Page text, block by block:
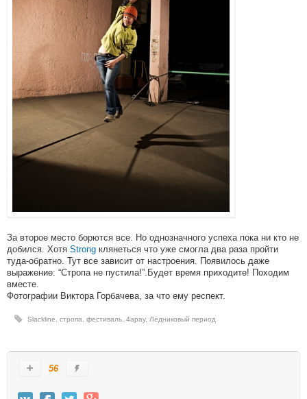
За второе место борются все. Но однозначного успеха пока ни кто не
добился. Хотя Strong клянеться что уже смогла два раза пройти
туда-обратно. Тут все зависит от настроения. Появилось даже
выражение: “Стропа не пустила!”.Будет время приходите! Походим
вместе.
Фотографии Виктора Горбачева, за что ему респект.
Slackline, стропа, фестиваль, 4apay, Ледниковый период
56